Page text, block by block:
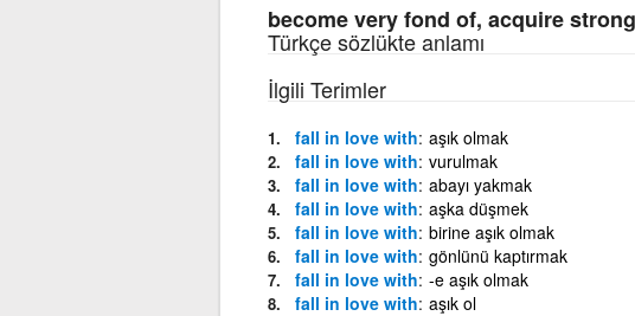
become very fond of, acquire
Türkçe sözlükte anlamı
İlgili Terimler
fall in love with aşık olmak
fall in love with vurulmak
fall in love with abayı yakmak
fall in love with aşka düşmek
fall in love with birine aşık olmak
fall in love with gönlünü kaptırmak
fall in love with -e aşık olmak
fall in love with aşık ol